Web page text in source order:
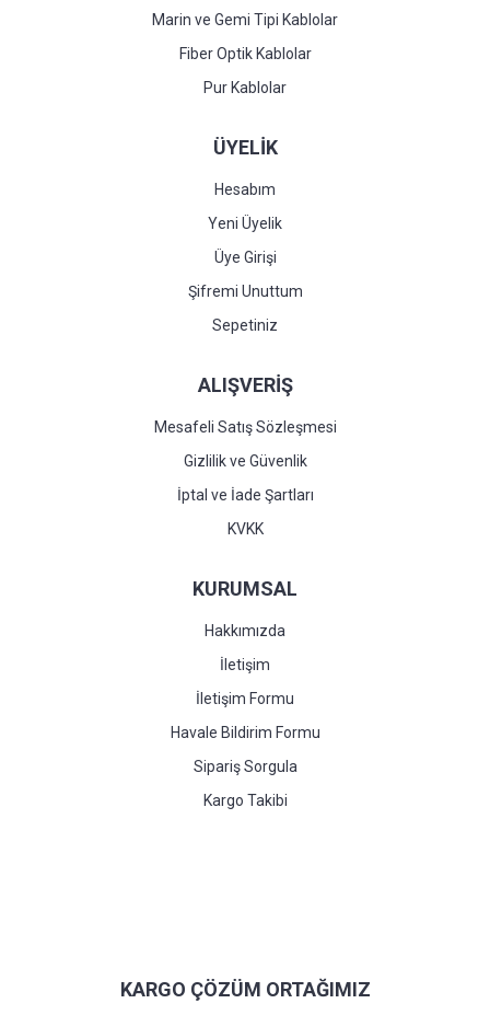
Marin ve Gemi Tipi Kablolar
Fiber Optik Kablolar
Pur Kablolar
ÜYELİK
Hesabım
Yeni Üyelik
Üye Girişi
Şifremi Unuttum
Sepetiniz
ALIŞVERİŞ
Mesafeli Satış Sözleşmesi
Gizlilik ve Güvenlik
İptal ve İade Şartları
KVKK
KURUMSAL
Hakkımızda
İletişim
İletişim Formu
Havale Bildirim Formu
Sipariş Sorgula
Kargo Takibi
KARGO ÇÖZÜM ORTAĞIMIZ